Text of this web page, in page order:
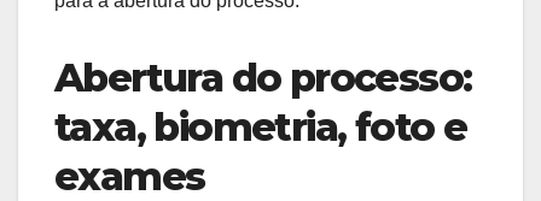
Abertura do processo:
taxa, biometria, foto e
exames